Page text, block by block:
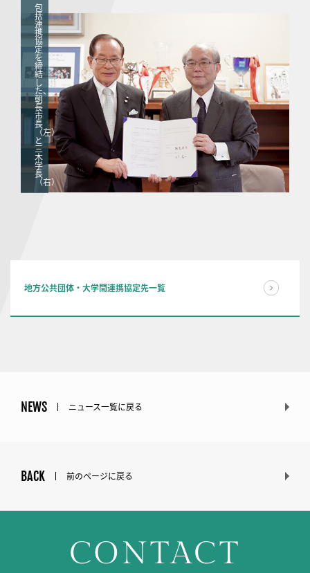
包
括
連
携
協
定
を
締
結
し
た、
朝
長
市
長
（左）
と
三
木
学
長
（右）
地方公共団体・大学間連携協定先一覧
NEWS ニュース一覧に戻る
BACK 前のページに戻る
CONTACT